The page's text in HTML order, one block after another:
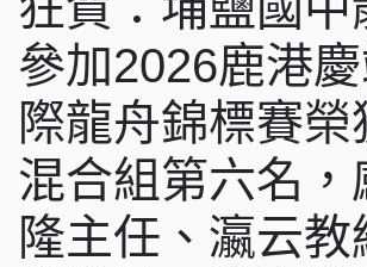
參加2026鹿港
際龍舟錦標賽榮
混合組第六名，
隆主任、瀛云教